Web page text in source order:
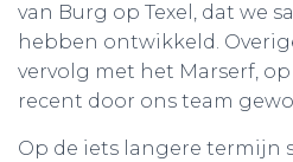
van Burg op Texel, dat we
hebben ontwikkeld.
vervolg met het Marserf, op
recent door ons team
Op de iets langere termijn